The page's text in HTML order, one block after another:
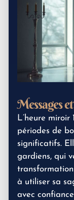
Messages
L’heure miroir
périodes de
significatifs.
gardiens, qui
à utiliser sa
avec